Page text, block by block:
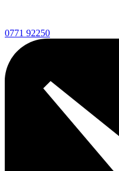
0771 92250